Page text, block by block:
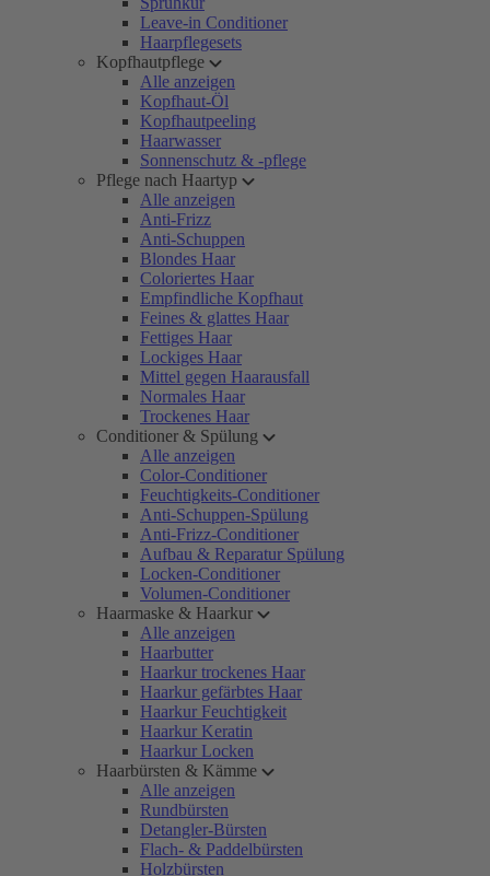
Leave-in Conditioner
Haarpflegesets
Kopfhautpflege
Alle anzeigen
Kopfhaut-Öl
Kopfhautpeeling
Haarwasser
Sonnenschutz & -pflege
Pflege nach Haartyp
Alle anzeigen
Anti-Frizz
Anti-Schuppen
Blondes Haar
Coloriertes Haar
Empfindliche Kopfhaut
Feines & glattes Haar
Fettiges Haar
Lockiges Haar
Mittel gegen Haarausfall
Normales Haar
Trockenes Haar
Conditioner & Spülung
Alle anzeigen
Color-Conditioner
Feuchtigkeits-Conditioner
Anti-Schuppen-Spülung
Anti-Frizz-Conditioner
Aufbau & Reparatur Spülung
Locken-Conditioner
Volumen-Conditioner
Haarmaske & Haarkur
Alle anzeigen
Haarbutter
Haarkur trockenes Haar
Haarkur gefärbtes Haar
Haarkur Feuchtigkeit
Haarkur Keratin
Haarkur Locken
Haarbürsten & Kämme
Alle anzeigen
Rundbürsten
Detangler-Bürsten
Flach- & Paddelbürsten
Holzbürsten